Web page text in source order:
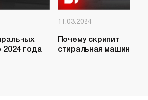
2024 года
11.03.2024
Почему скрипит
стиральная машина